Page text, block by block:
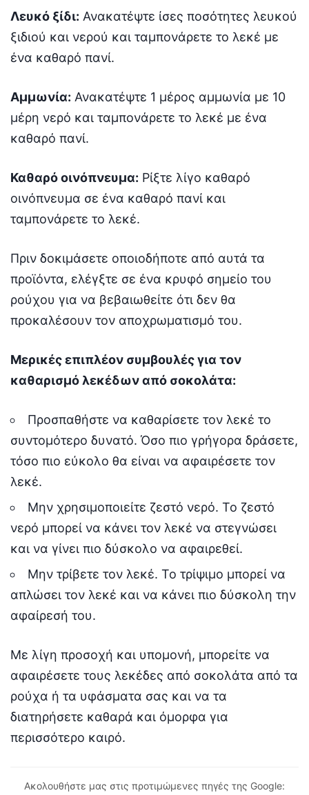
Λευκό ξίδι: Ανακατέψτε ίσες ποσότητες λευκού
ξιδιού και νερού και ταμπονάρετε το λεκέ με
ένα καθαρό πανί.
Αμμωνία: Ανακατέψτε 1 μέρος αμμωνία με 10
μέρη νερό και ταμπονάρετε το λεκέ με ένα
καθαρό πανί.
Καθαρό οινόπνευμα: Ρίξτε λίγο καθαρό
οινόπνευμα σε ένα καθαρό πανί και
ταμπονάρετε το λεκέ.
Πριν δοκιμάσετε οποιοδήποτε από αυτά τα
προϊόντα, ελέγξτε σε ένα κρυφό σημείο του
ρούχου για να βεβαιωθείτε ότι δεν θα
προκαλέσουν τον αποχρωματισμό του.
Μερικές επιπλέον συμβουλές για τον
καθαρισμό λεκέδων από σοκολάτα:
Προσπαθήστε να καθαρίσετε τον λεκέ το
συντομότερο δυνατό. Όσο πιο γρήγορα δράσετε,
τόσο πιο εύκολο θα είναι να αφαιρέσετε τον
λεκέ.
Μην χρησιμοποιείτε ζεστό νερό. Το ζεστό
νερό μπορεί να κάνει τον λεκέ να στεγνώσει
και να γίνει πιο δύσκολο να αφαιρεθεί.
Μην τρίβετε τον λεκέ. Το τρίψιμο μπορεί να
απλώσει τον λεκέ και να κάνει πιο δύσκολη την
αφαίρεσή του.
Με λίγη προσοχή και υπομονή, μπορείτε να
αφαιρέσετε τους λεκέδες από σοκολάτα από τα
ρούχα ή τα υφάσματα σας και να τα
διατηρήσετε καθαρά και όμορφα για
περισσότερο καιρό.
Ακολουθήστε μας στις προτιμώμενες πηγές της Google: